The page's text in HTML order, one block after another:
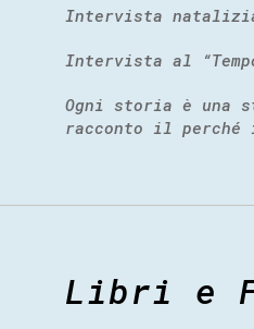
Intervista
Intervista al
Ogni storia è una
racconto il perché
Libri e